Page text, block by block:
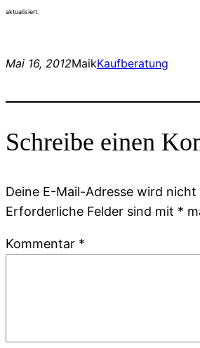
aktualisiert.
Mai 16, 2012MaikKaufberatung
Schreibe einen
Deine E-Mail-Adresse wird
Erforderliche Felder sind mit *
Kommentar *